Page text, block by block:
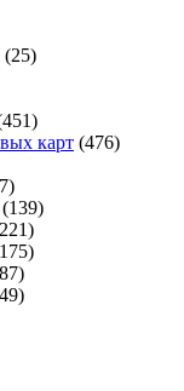
(25)
карт (476)
(139)